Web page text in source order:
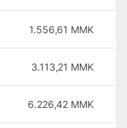
1.556,61 MMK
3.113,21 MMK
6.226,42 MMK